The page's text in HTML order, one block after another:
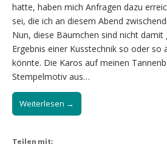
hatte, haben mich Anfragen dazu
sei, die ich an diesem Abend
Nun, diese Bäumchen sind nicht
Ergebnis einer Kusstechnik so oder so
könnte. Die Karos auf meinen
Stempelmotiv aus…
Weiterlesen →
Teilen mit: